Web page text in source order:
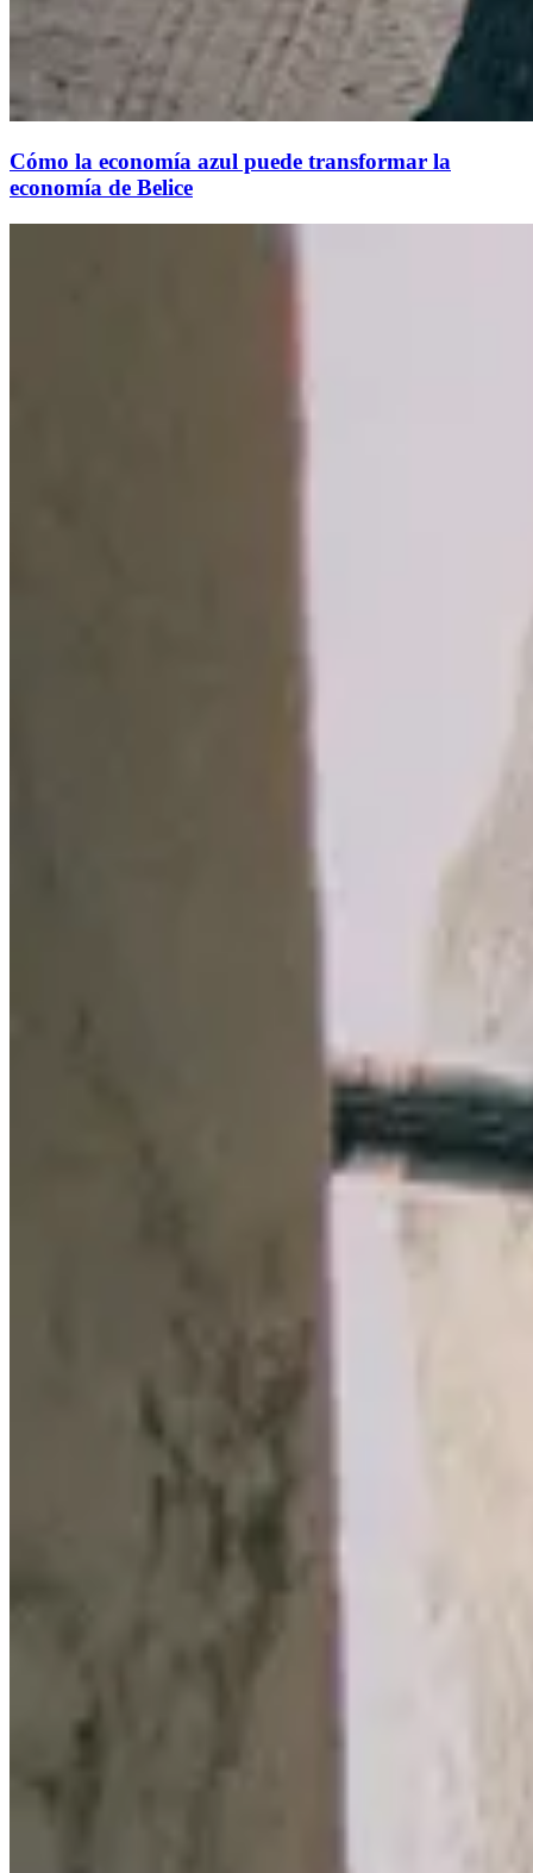
Cómo la economía azul puede transformar la
economía de Belice